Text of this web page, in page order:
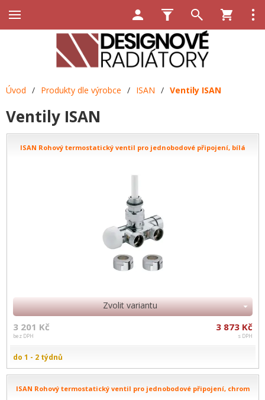
Úvod / Produkty dle výrobce / ISAN / Ventily ISAN
Ventily ISAN
ISAN Rohový termostatický ventil pro jednobodové připojení, bílá
Zvolit variantu
3 201 Kč
bez DPH
3 873 Kč
s DPH
do 1 - 2 týdnů
ISAN Rohový termostatický ventil pro jednobodové připojení, chrom